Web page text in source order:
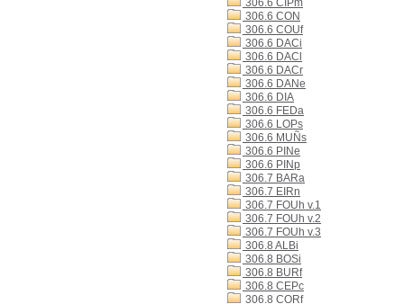
306.6 CIPm
306.6 CON
306.6 COUf
306.6 DACi
306.6 DACl
306.6 DACr
306.6 DANe
306.6 DIA
306.6 FEDa
306.6 LOPs
306.6 MUÑs
306.6 PINe
306.6 PINp
306.7 BARa
306.7 EIRn
306.7 FOUh v.1
306.7 FOUh v.2
306.7 FOUh v.3
306.8 ALBi
306.8 BOSi
306.8 BURf
306.8 CEPc
306.8 CORf